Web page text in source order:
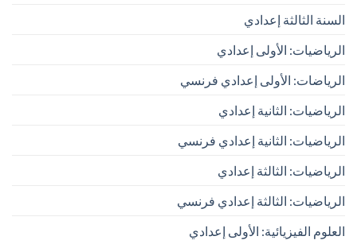
السنة الثالثة إعدادي
الرياضيات: الأولى إعدادي
الرياضات: الأولى إعدادي فرنسي
الرياضيات: الثانية إعدادي
الرياضيات: الثانية إعدادي فرنسي
الرياضيات: الثالثة إعدادي
الرياضيات: الثالثة إعدادي فرنسي
العلوم الفيزيائية: الأولى إعدادي